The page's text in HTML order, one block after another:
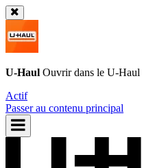
U-Haul Ouvrir dans le U-Haul
Actif
Passer au contenu principal